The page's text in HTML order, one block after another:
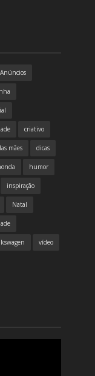
Anúncios
criativo
mães dicas
humor
inspiração
Natal
vídeo